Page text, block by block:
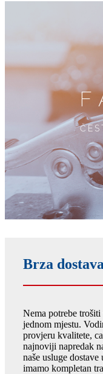
Brza dostava
Nema potrebe
jednom mjestu.
provjeru kvalitete,
najnoviji napredak
naše usluge
imamo kompletan